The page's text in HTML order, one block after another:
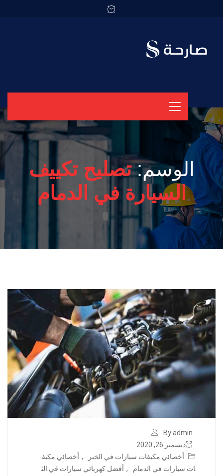
الوسم:تصليح تكييف
السيارة في الدمام
By admin
ديسمبر 26, 2020
أخصائي مكيفات سيارات في الخبر
, أخصائي مكيف
ات سيارات في الدمام
, أفضل كهربائي سيارات في الث